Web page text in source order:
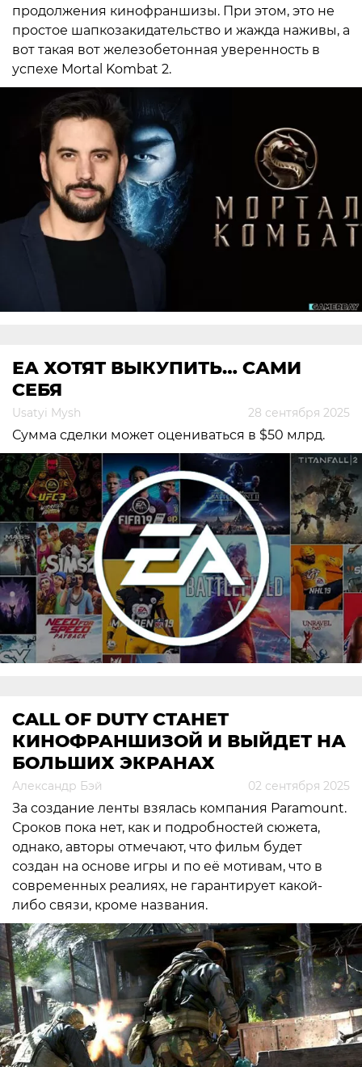
продолжения кинофраншизы. При этом, это не
простое шапкозакидательство и жажда наживы, а
вот такая вот железобетонная уверенность в
успехе Mortal Kombat 2.
ЕА ХОТЯТ ВЫКУПИТЬ… САМИ
СЕБЯ
Usatyi Mysh 28 сентября 2025
Сумма сделки может оцениваться в $50 млрд.
CALL OF DUTY СТАНЕТ
КИНОФРАНШИЗОЙ И ВЫЙДЕТ НА
БОЛЬШИХ ЭКРАНАХ
Александр Бэй 02 сентября 2025
За создание ленты взялась компания Paramount.
Сроков пока нет, как и подробностей сюжета,
однако, авторы отмечают, что фильм будет
создан на основе игры и по её мотивам, что в
современных реалиях, не гарантирует какой-
либо связи, кроме названия.